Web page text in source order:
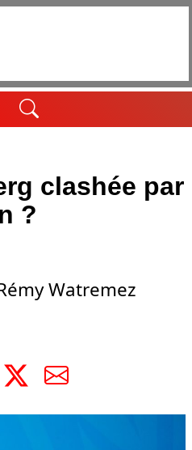
clashée par
?
Watremez